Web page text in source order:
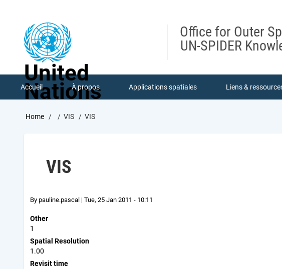
United
Nations
Office for Outer
UN-SPIDER
Accueil À propos Applications spatiales Liens &
Breadcrumb
Home VIS VIS
VIS
By pauline.pascal | Tue, 25 Jan 2011 - 10:11
Other
1
Spatial Resolution
1.00
Revisit time